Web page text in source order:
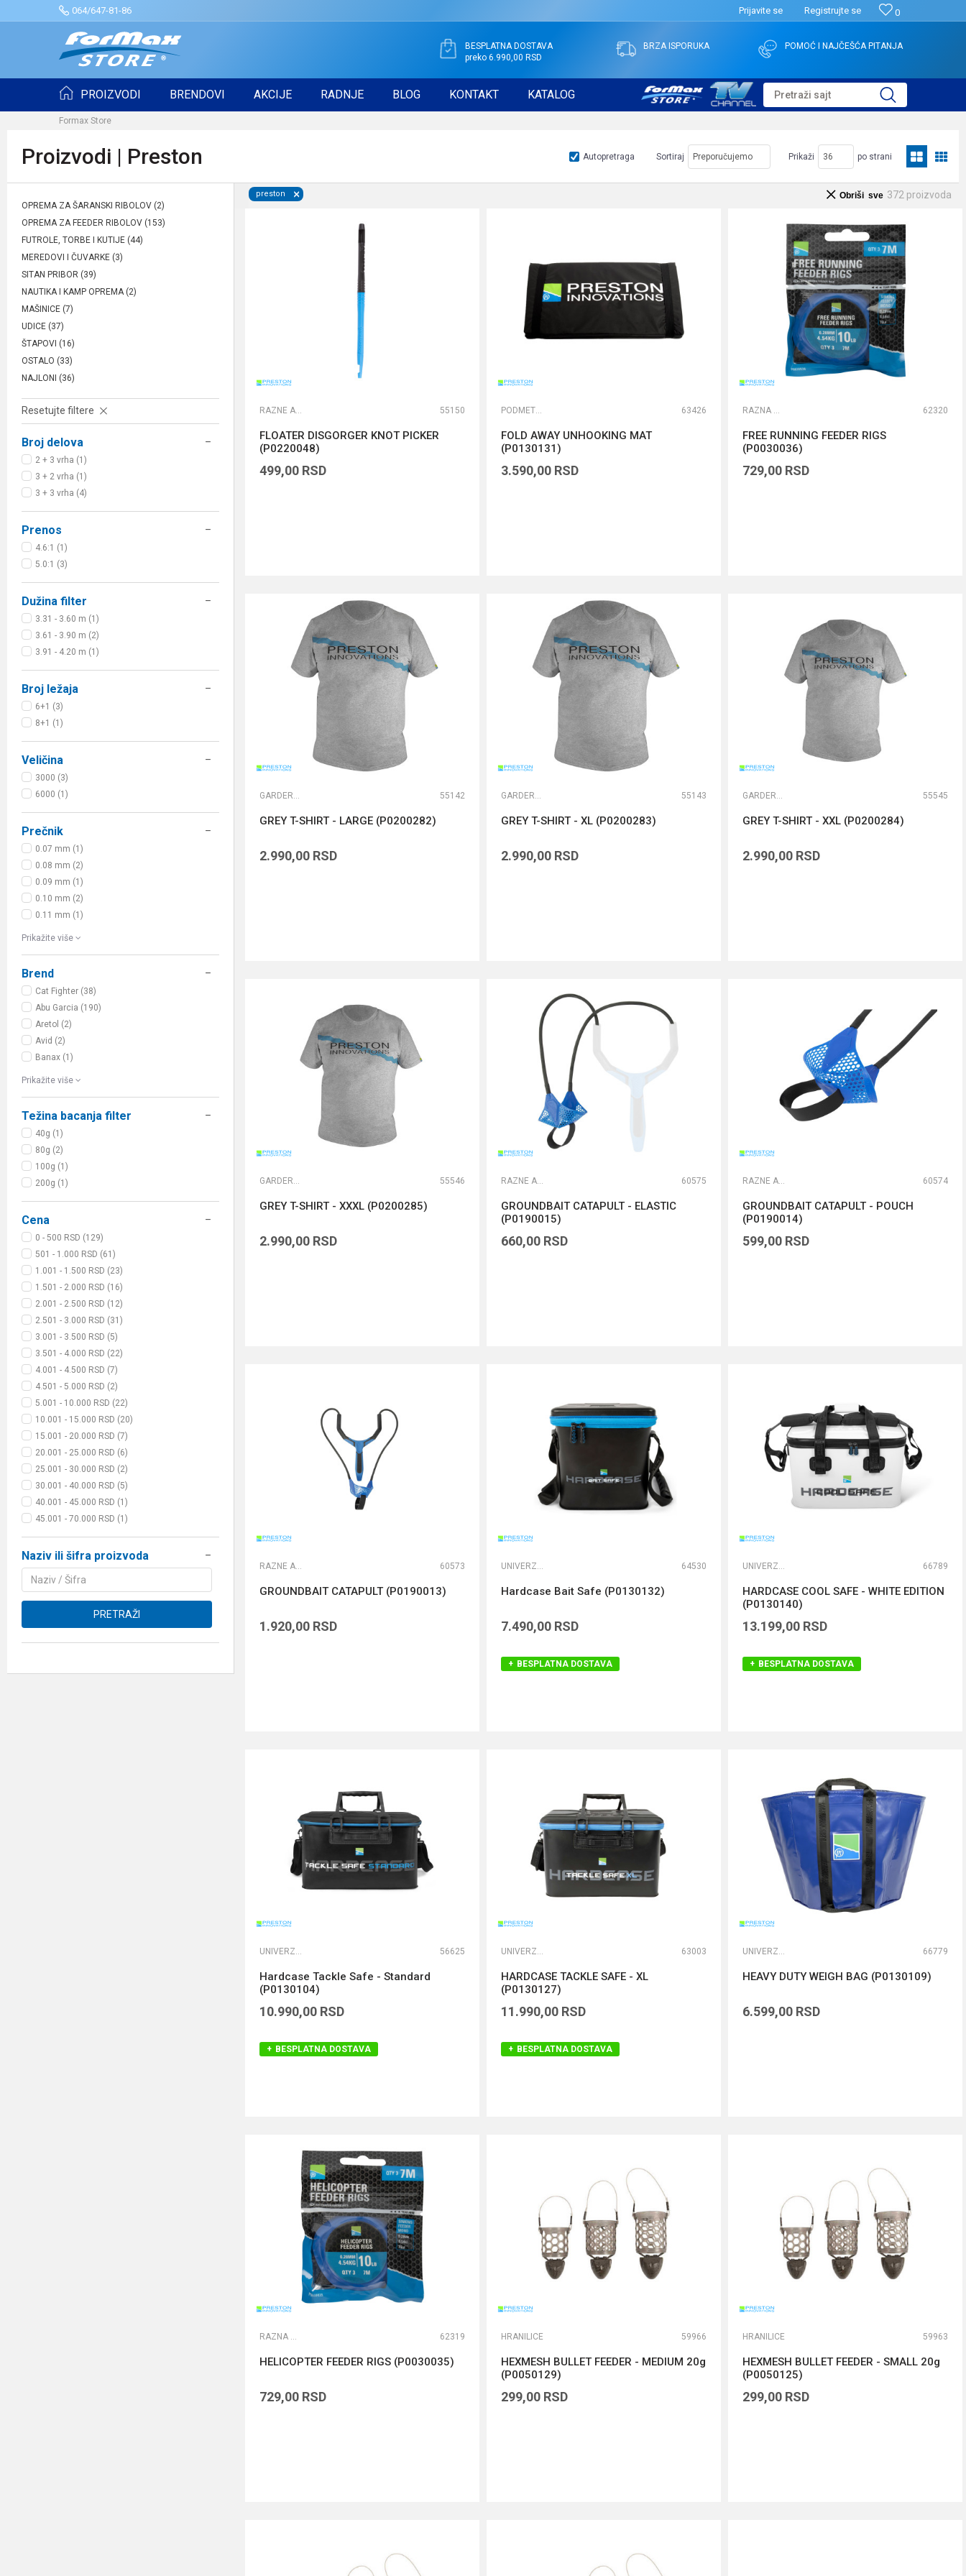
064/647-81-86 0
Prijavite se Registrujte se
BESPLATNA DOSTAVA
preko 6.990,00 RSD
BRZA ISPORUKA POMOĆ I NAJČEŠĆA PITANJA
PROIZVODI BRENDOVI AKCIJE RADNJE BLOG KONTAKT KATALOG Pretraži sajt
Formax Store
Proizvodi | Preston Autopretraga Sortiraj Prikaži po strani
OPREMA ZA ŠARANSKI RIBOLOV (2)
OPREMA ZA FEEDER RIBOLOV (153)
FUTROLE, TORBE I KUTIJE (44)
MEREDOVI I ČUVARKE (3)
SITAN PRIBOR (39)
NAUTIKA I KAMP OPREMA (2)
MAŠINICE (7)
UDICE (37)
ŠTAPOVI (16)
OSTALO (33)
NAJLONI (36)
Resetujte filtere
Broj delova
2 + 3 vrha (1)
3 + 2 vrha (1)
3 + 3 vrha (4)
Prenos
4.6:1 (1)
5.0:1 (3)
Dužina filter
3.31 - 3.60 m (1)
3.61 - 3.90 m (2)
3.91 - 4.20 m (1)
Broj ležaja
6+1 (3)
8+1 (1)
Veličina
3000 (3)
6000 (1)
Prečnik
0.07 mm (1)
0.08 mm (2)
0.09 mm (1)
0.10 mm (2)
0.11 mm (1)
Prikažite više
Brend
Cat Fighter (38)
Abu Garcia (190)
Aretol (2)
Avid (2)
Banax (1)
Prikažite više
Težina bacanja filter
40g (1)
80g (2)
100g (1)
200g (1)
Cena
0 - 500 RSD (129)
501 - 1.000 RSD (61)
1.001 - 1.500 RSD (23)
1.501 - 2.000 RSD (16)
2.001 - 2.500 RSD (12)
2.501 - 3.000 RSD (31)
3.001 - 3.500 RSD (5)
3.501 - 4.000 RSD (22)
4.001 - 4.500 RSD (7)
4.501 - 5.000 RSD (2)
5.001 - 10.000 RSD (22)
10.001 - 15.000 RSD (20)
15.001 - 20.000 RSD (7)
20.001 - 25.000 RSD (6)
25.001 - 30.000 RSD (2)
30.001 - 40.000 RSD (5)
40.001 - 45.000 RSD (1)
45.001 - 70.000 RSD (1)
Naziv ili šifra proizvoda
PRETRAŽI
preston 372 proizvoda
Obriši sve
RAZNE ALATKE 55150
FLOATER DISGORGER KNOT PICKER
(P0220048)
499,00 RSD
PODMETAČI ZA RIBU 63426
FOLD AWAY UNHOOKING MAT
(P0130131)
3.590,00 RSD
RAZNA OPREMA ZA FEEDER 62320
FREE RUNNING FEEDER RIGS
(P0030036)
729,00 RSD
GARDEROBA 55142
GREY T-SHIRT - LARGE (P0200282)
2.990,00 RSD
GARDEROBA 55143
GREY T-SHIRT - XL (P0200283)
2.990,00 RSD
GARDEROBA 55545
GREY T-SHIRT - XXL (P0200284)
2.990,00 RSD
GARDEROBA 55546
GREY T-SHIRT - XXXL (P0200285)
2.990,00 RSD
RAZNE ALATKE 60575
GROUNDBAIT CATAPULT - ELASTIC
(P0190015)
660,00 RSD
RAZNE ALATKE 60574
GROUNDBAIT CATAPULT - POUCH
(P0190014)
599,00 RSD
RAZNE ALATKE 60573
GROUNDBAIT CATAPULT (P0190013)
1.920,00 RSD
UNIVERZALNE TORBE 64530
Hardcase Bait Safe (P0130132)
7.490,00 RSD
BESPLATNA DOSTAVA
UNIVERZALNE TORBE 66789
HARDCASE COOL SAFE - WHITE EDITION
(P0130140)
13.199,00 RSD
BESPLATNA DOSTAVA
UNIVERZALNE TORBE 56625
Hardcase Tackle Safe - Standard
(P0130104)
10.990,00 RSD
BESPLATNA DOSTAVA
UNIVERZALNE TORBE 63003
HARDCASE TACKLE SAFE - XL
(P0130127)
11.990,00 RSD
BESPLATNA DOSTAVA
UNIVERZALNE TORBE 66779
HEAVY DUTY WEIGH BAG (P0130109)
6.599,00 RSD
RAZNA OPREMA ZA FEEDER 62319
HELICOPTER FEEDER RIGS (P0030035)
729,00 RSD
HRANILICE 59966
HEXMESH BULLET FEEDER - MEDIUM 20g
(P0050129)
299,00 RSD
HRANILICE 59963
HEXMESH BULLET FEEDER - SMALL 20g
(P0050125)
299,00 RSD